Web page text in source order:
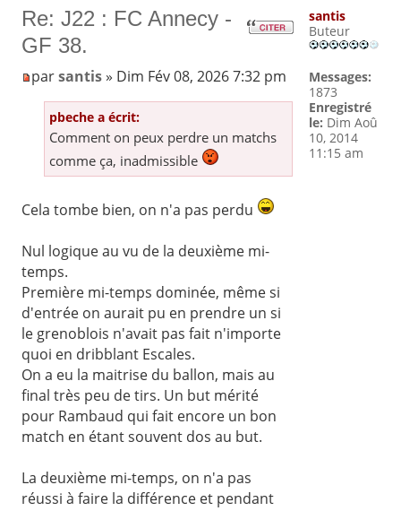
Re: J22 : FC Annecy -
GF 38.
parsantis» Dim Fév 08, 2026 7:32 pm
pbeche a écrit:
Comment on peux perdre un matchs
comme ça, inadmissible
Cela tombe bien, on n'a pas perdu
Nul logique au vu de la deuxième mi-
temps.
Première mi-temps dominée, même si
d'entrée on aurait pu en prendre un si
le grenoblois n'avait pas fait n'importe
quoi en dribblant Escales.
On a eu la maitrise du ballon, mais au
final très peu de tirs. Un but mérité
pour Rambaud qui fait encore un bon
match en étant souvent dos au but.
La deuxième mi-temps, on n'a pas
réussi à faire la différence et pendant
santis
Buteur
Messages:
1873
Enregistré
le: Dim Aoû
10, 2014
11:15 am